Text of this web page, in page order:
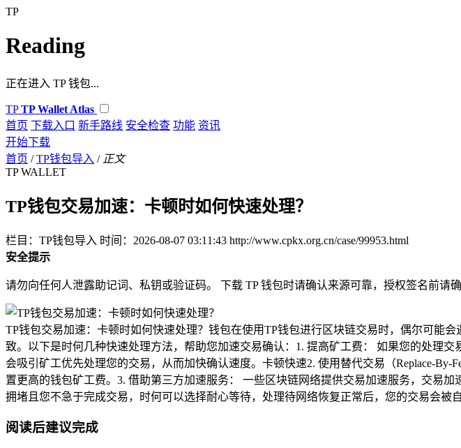
TP
Reading
正在进入 TP 钱包...
TP TP Wallet Atlas
首页 下载入口 新手路线 安全检查 功能 资讯
开始下载
首页 / TP钱包导入 / 正文
TP WALLET
TP钱包交易加速：卡顿时如何快速处理？
栏目：TP钱包导入 时间：2026-08-07 03:11:43 http://www.cpkx.org.cn/case/99953.html
安全提示
请勿向任何人泄露助记词、私钥或验证码。 下载 TP 钱包时请确认来源可靠，授权签名前请确
TP钱包交易加速：卡顿时如何快速处理？钱包在使用TP钱包进行区块链交易时，偶尔可能
致。以下是时何几种快速处理方法，帮助您加速交易确认：1. 提高矿工费： 如果您的处理
会吸引矿工优先处理您的交易，从而加快确认速度。卡顿快速2. 使用替代交易（Replace-
置更高的钱包矿工费。3. 借助第三方加速服务： 一些区块链网络提供交易加速服务，交易
拥堵且您不急于完成交易，时何可以选择耐心等待，处理待网络恢复正常后，您的交易会被
阅读后建议完成